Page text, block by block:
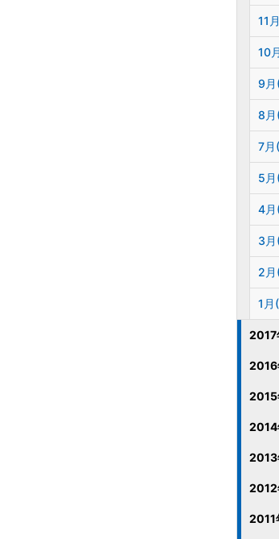
11
10
9月
8月
7月
5月
4月
3
2
1月
2017
2016
2015
2014
2013
2012
2011